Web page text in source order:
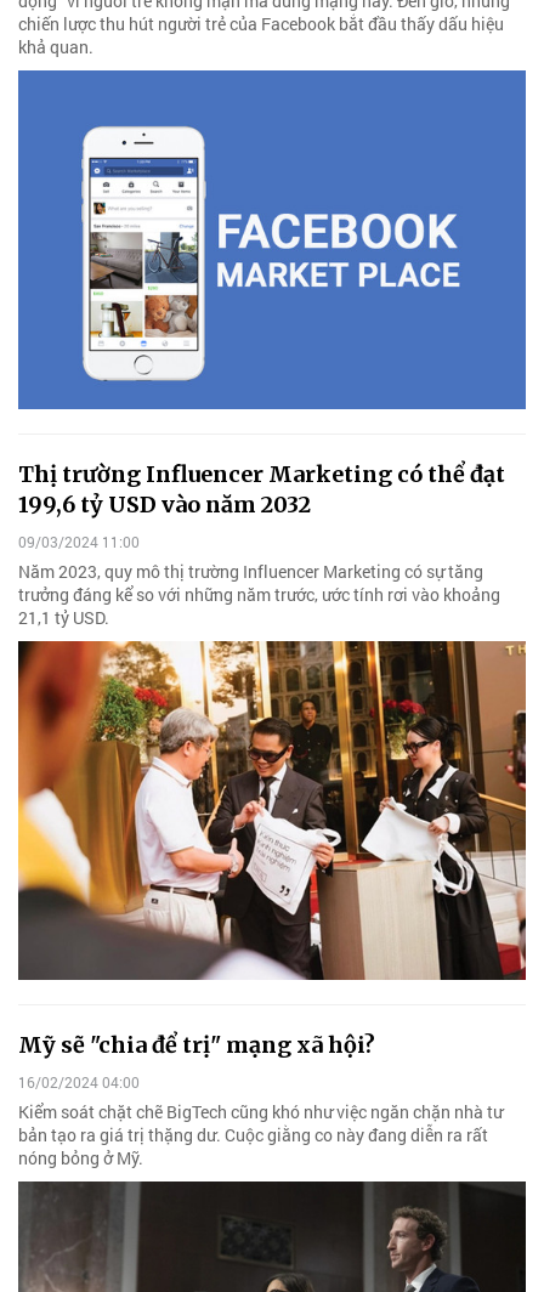
chiến lược thu hút người trẻ của Facebook bắt đầu thấy dấu hiệu
khả quan.
Thị trường Influencer Marketing có thể đạt
199,6 tỷ USD vào năm 2032
09/03/2024 11:00
Năm 2023, quy mô thị trường Influencer Marketing có sự tăng
trưởng đáng kể so với những năm trước, ước tính rơi vào khoảng
21,1 tỷ USD.
Mỹ sẽ "chia để trị" mạng xã hội?
16/02/2024 04:00
Kiểm soát chặt chẽ BigTech cũng khó như việc ngăn chặn nhà tư
bản tạo ra giá trị thặng dư. Cuộc giằng co này đang diễn ra rất
nóng bỏng ở Mỹ.